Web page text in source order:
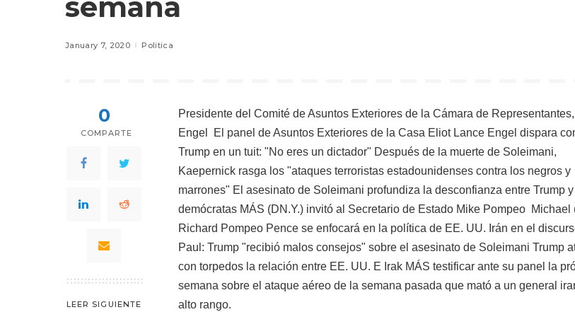
January 7, 2020 Politica
0
COMPARTE
LEER SIGUIENTE
Presidente del Comité de Asuntos Exteriores de la Cámara de Representantes,
Engel
El panel de Asuntos Exteriores de la Casa Eliot Lance Engel dispara
Trump en un tuit: "No eres un dictador" Después de la muerte de Soleimani,
Kaepernick rasga los "ataques terroristas estadounidenses contra los negros y
marrones" El asesinato de Soleimani profundiza la desconfianza entre Trump
demócratas MÁS (DN.Y.) invitó al Secretario de Estado Mike Pompeo Michael
Richard Pompeo Pence se enfocará en la política de EE. UU. Irán en el
Paul: Trump "recibió malos consejos" sobre el asesinato de Soleimani Trump
con torpedos la relación entre EE. UU. E Irak MÁS testificar ante su panel la
semana sobre el ataque aéreo de la semana pasada que mató a un general
alto rango.